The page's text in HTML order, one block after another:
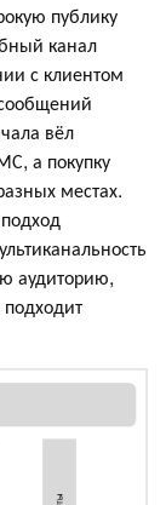
публику
канал
с клиентом
вёл
а покупку
местах.
аудиторию,